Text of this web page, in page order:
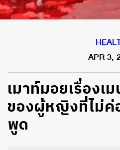
APR 3,
เมาท์มอยเรื่องเ
ของผู้หญิงที่ไม่ค่
พูด